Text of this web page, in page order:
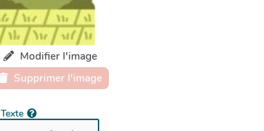
Modifier l'image
Supprimer l'image
Texte